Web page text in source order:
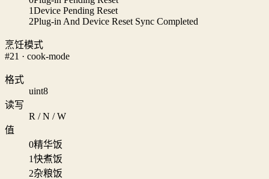
1Device Pending Reset
2Plug-in And Device Reset Sync Completed
烹饪模式
#21 · cook-mode
格式
uint8
读写
R / N / W
值
0精华饭
1快煮饭
2杂粮饭